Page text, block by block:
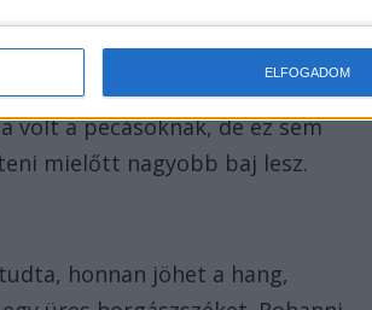
ELFOGADOM
hogy mi lehetett az oka,
volt a pecásoknak, de ez sem
mielőtt nagyobb baj lesz.
honnan jöhet a hang,